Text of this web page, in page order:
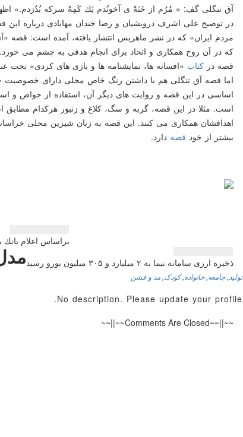
آق تنگلی گف: « مُرُم از خَنَهْ ی آخونُدم یَك كَمِهْ سركه بُدُزدم.»
در توضیح علی اشرف درویشیان و رضا خندان مهابادی درباره این
مردم ایران» كه در نشر ماهریس انتشار یافته، آمده است:
كه در آن روح همكاری و اتحاد برای انجام هدفی به چشم می خورد.
قصه در كتاب «افسانه ها، نمایشنامه ها و بازی های كردی» تحت
اما قصه آق تنگلی هم با داشتن رنگ خاص محلی دارای
اساسی در این قصه و روایت های دیگر آن، استفاده از خواص و
است. مثلا در این قصه، گربه و سگ، كلاغ و زنبور هركدام مطابق
اهدافشان همكاری می كنند. این قصه به زبان شیرین محلی
بیشتر از خود قصه دارد.
نوشته
براساس اعلام بانك
ذخیره ارزی سامانه نیما به ۲ میلیارد و ۳۰۵ میلیون یورو رسید
تولید ,جامعه,خانواده,کودک, مد و فشن
No description. Please update your profile.
~~||~~Comments Are Closed~~||~~